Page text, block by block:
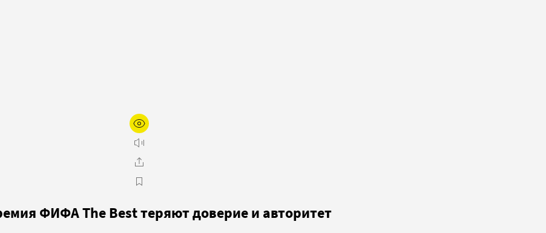
ФИФА The Best теряют доверие и авторитет